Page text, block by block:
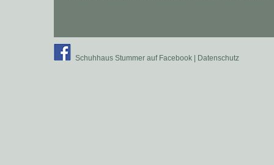
Schuhhaus Stummer auf Facebook | Datenschutz